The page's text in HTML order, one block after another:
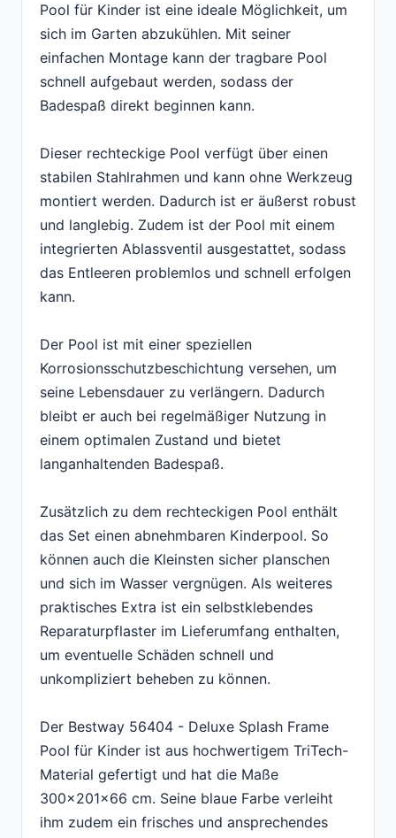
Pool für Kinder ist eine ideale Möglichkeit, um
sich im Garten abzukühlen. Mit seiner
einfachen Montage kann der tragbare Pool
schnell aufgebaut werden, sodass der
Badespaß direkt beginnen kann.
Dieser rechteckige Pool verfügt über einen
stabilen Stahlrahmen und kann ohne Werkzeug
montiert werden. Dadurch ist er äußerst robust
und langlebig. Zudem ist der Pool mit einem
integrierten Ablassventil ausgestattet, sodass
das Entleeren problemlos und schnell erfolgen
kann.
Der Pool ist mit einer speziellen
Korrosionsschutzbeschichtung versehen, um
seine Lebensdauer zu verlängern. Dadurch
bleibt er auch bei regelmäßiger Nutzung in
einem optimalen Zustand und bietet
langanhaltenden Badespaß.
Zusätzlich zu dem rechteckigen Pool enthält
das Set einen abnehmbaren Kinderpool. So
können auch die Kleinsten sicher planschen
und sich im Wasser vergnügen. Als weiteres
praktisches Extra ist ein selbstklebendes
Reparaturpflaster im Lieferumfang enthalten,
um eventuelle Schäden schnell und
unkompliziert beheben zu können.
Der Bestway 56404 - Deluxe Splash Frame
Pool für Kinder ist aus hochwertigem TriTech-
Material gefertigt und hat die Maße
300x201x66 cm. Seine blaue Farbe verleiht
ihm zudem ein frisches und ansprechendes